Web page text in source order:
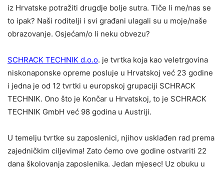
iz Hrvatske potražiti drugdje bolje sutra. Tiče li me/nas se
to ipak? Naši roditelji i svi građani ulagali su u moje/naše
obrazovanje. Osjećam/o li neku obvezu?
SCHRACK TECHNIK d.o.o. je tvrtka koja kao veletrgovina
niskonaponske opreme posluje u Hrvatskoj već 23 godine
i jedna je od 12 tvrtki u europskoj grupaciji SCHRACK
TECHNIK. Ono što je Končar u Hrvatskoj, to je SCHRACK
TECHNIK GmbH već 98 godina u Austriji.
U temelju tvrtke su zaposlenici, njihov usklađen rad prema
zajedničkim ciljevima! Zato ćemo ove godine ostvariti 22
dana školovanja zaposlenika. Jedan mjesec! Uz obuku u